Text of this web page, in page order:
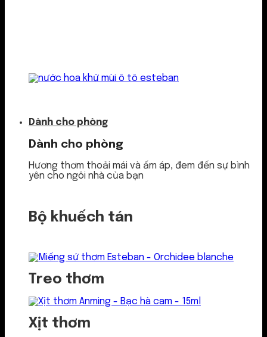
Dành cho phòng
Dành cho phòng
Hương thơm thoải mái và ấm áp, đem đến sự bình
yên cho ngôi nhà của bạn
Bộ khuếch tán
Treo thơm
Xịt thơm